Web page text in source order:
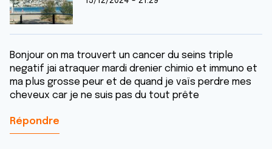
Bonjour on ma trouvert un cancer du seins triple
negatif jai atraquer mardi drenier chimio et immuno et
ma plus grosse peur et de quand je vaïs perdre mes
cheveux car je ne suis pas du tout prête
Répondre